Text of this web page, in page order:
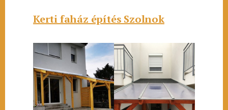
Kerti faház építés Szolnok